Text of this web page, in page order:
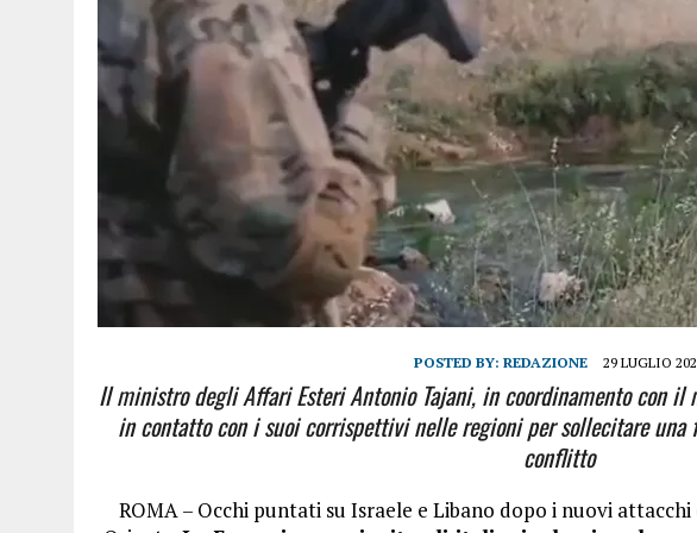
POSTED BY:REDAZIONE 29 LUGLIO
Il ministro degli Affari Esteri Antonio Tajani, in coordinamento con il
in contatto con i suoi corrispettivi nelle regioni per sollecitare una
conflitto
ROMA – Occhi puntati su Israele e Libano dopo i nuovi